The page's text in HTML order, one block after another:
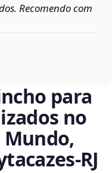
Recomendo com
para
no
Mundo,